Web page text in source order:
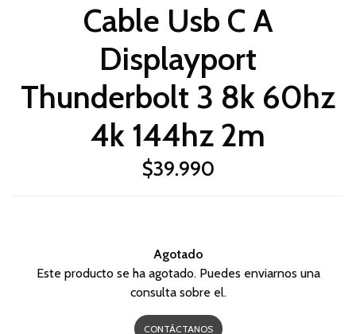
Cable Usb C A
Displayport
Thunderbolt 3 8k 60hz
4k 144hz 2m
$39.990
Agotado
Este producto se ha agotado. Puedes enviarnos una
consulta sobre el.
CONTÁCTANOS